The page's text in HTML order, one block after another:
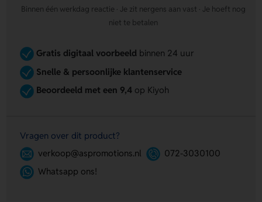
Binnen één werkdag reactie · Je zit nergens aan vast · Je hoeft nog
niet te betalen
Gratis digitaal voorbeeld binnen 24 uur
Snelle & persoonlijke klantenservice
Beoordeeld met een 9,4op Kiyoh
Vragen over dit product?
verkoop@aspromotions.nl
072-3030100
Whatsapp ons!